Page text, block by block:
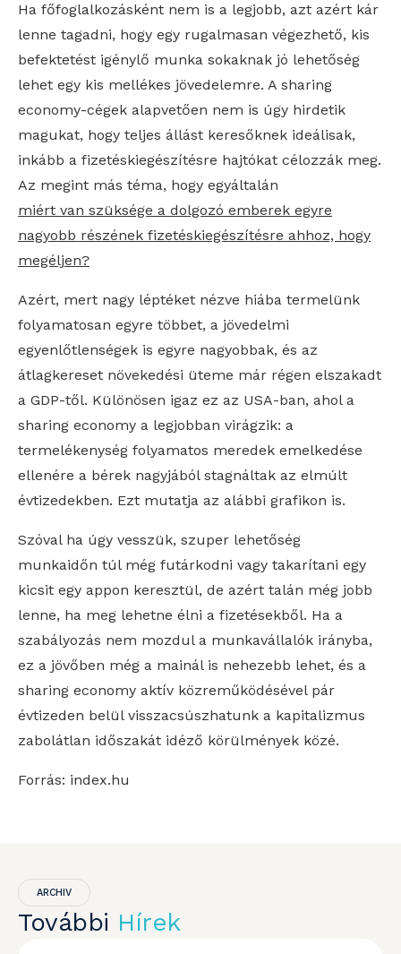
Ha főfoglalkozásként nem is a legjobb, azt azért kár
lenne tagadni, hogy egy rugalmasan végezhető, kis
befektetést igénylő munka sokaknak jó lehetőség
lehet egy kis mellékes jövedelemre. A sharing
economy-cégek alapvetően nem is úgy hirdetik
magukat, hogy teljes állást keresőknek ideálisak,
inkább a fizetéskiegészítésre hajtókat célozzák meg.
Az megint más téma, hogy egyáltalán
miért van szüksége a dolgozó emberek egyre
nagyobb részének fizetéskiegészítésre ahhoz, hogy
megéljen?
Azért, mert nagy léptéket nézve hiába termelünk
folyamatosan egyre többet, a jövedelmi
egyenlőtlenségek is egyre nagyobbak, és az
átlagkereset növekedési üteme már régen elszakadt
a GDP-től. Különösen igaz ez az USA-ban, ahol a
sharing economy a legjobban virágzik: a
termelékenység folyamatos meredek emelkedése
ellenére a bérek nagyjából stagnáltak az elmúlt
évtizedekben. Ezt mutatja az alábbi grafikon is.
Szóval ha úgy vesszük, szuper lehetőség
munkaidőn túl még futárkodni vagy takarítani egy
kicsit egy appon keresztül, de azért talán még jobb
lenne, ha meg lehetne élni a fizetésekből. Ha a
szabályozás nem mozdul a munkavállalók irányba,
ez a jövőben még a mainál is nehezebb lehet, és a
sharing economy aktív közreműködésével pár
évtizeden belül visszacsúszhatunk a kapitalizmus
zabolátlan időszakát idéző körülmények közé.
Forrás: index.hu
ARCHIV
További Hírek